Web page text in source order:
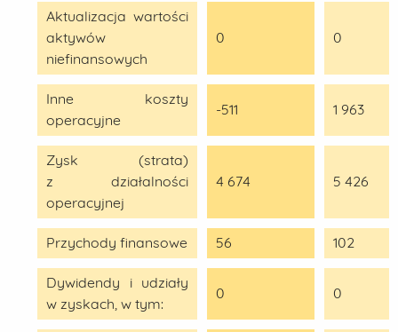
Aktualizacja wartości
aktywów
niefinansowych
0 0
Inne koszty
operacyjne
-511 1 963
Zysk (strata)
z działalności
operacyjnej
4 674 5 426
Przychody finansowe 56 102
Dywidendy i udziały
w zyskach, w tym:
0 0